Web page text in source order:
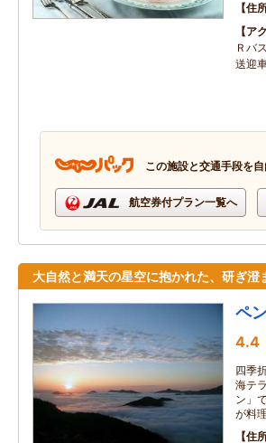
住
ア
Ｒバ
送迎
この施設と交通手段を
航空券付プラン一覧へ
大自然と満天の星空に抱かれた、研ぎ澄
ペ
4.4
四季
海テ
ン」
が料
住